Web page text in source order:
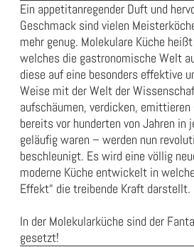
Ein appetitanregender Duft und
Geschmack sind vielen
mehr genug. Molekulare Küche
welches die gastronomische Welt
diese auf eine besonders effektive
Weise mit der Welt der
aufschäumen, verdicken,
bereits vor hunderten von Jahren in
geläufig waren – werden nun
beschleunigt. Es wird eine völlig
moderne Küche entwickelt in
Effekt“ die treibende Kraft darstellt.
In der Molekularküche sind der
gesetzt!